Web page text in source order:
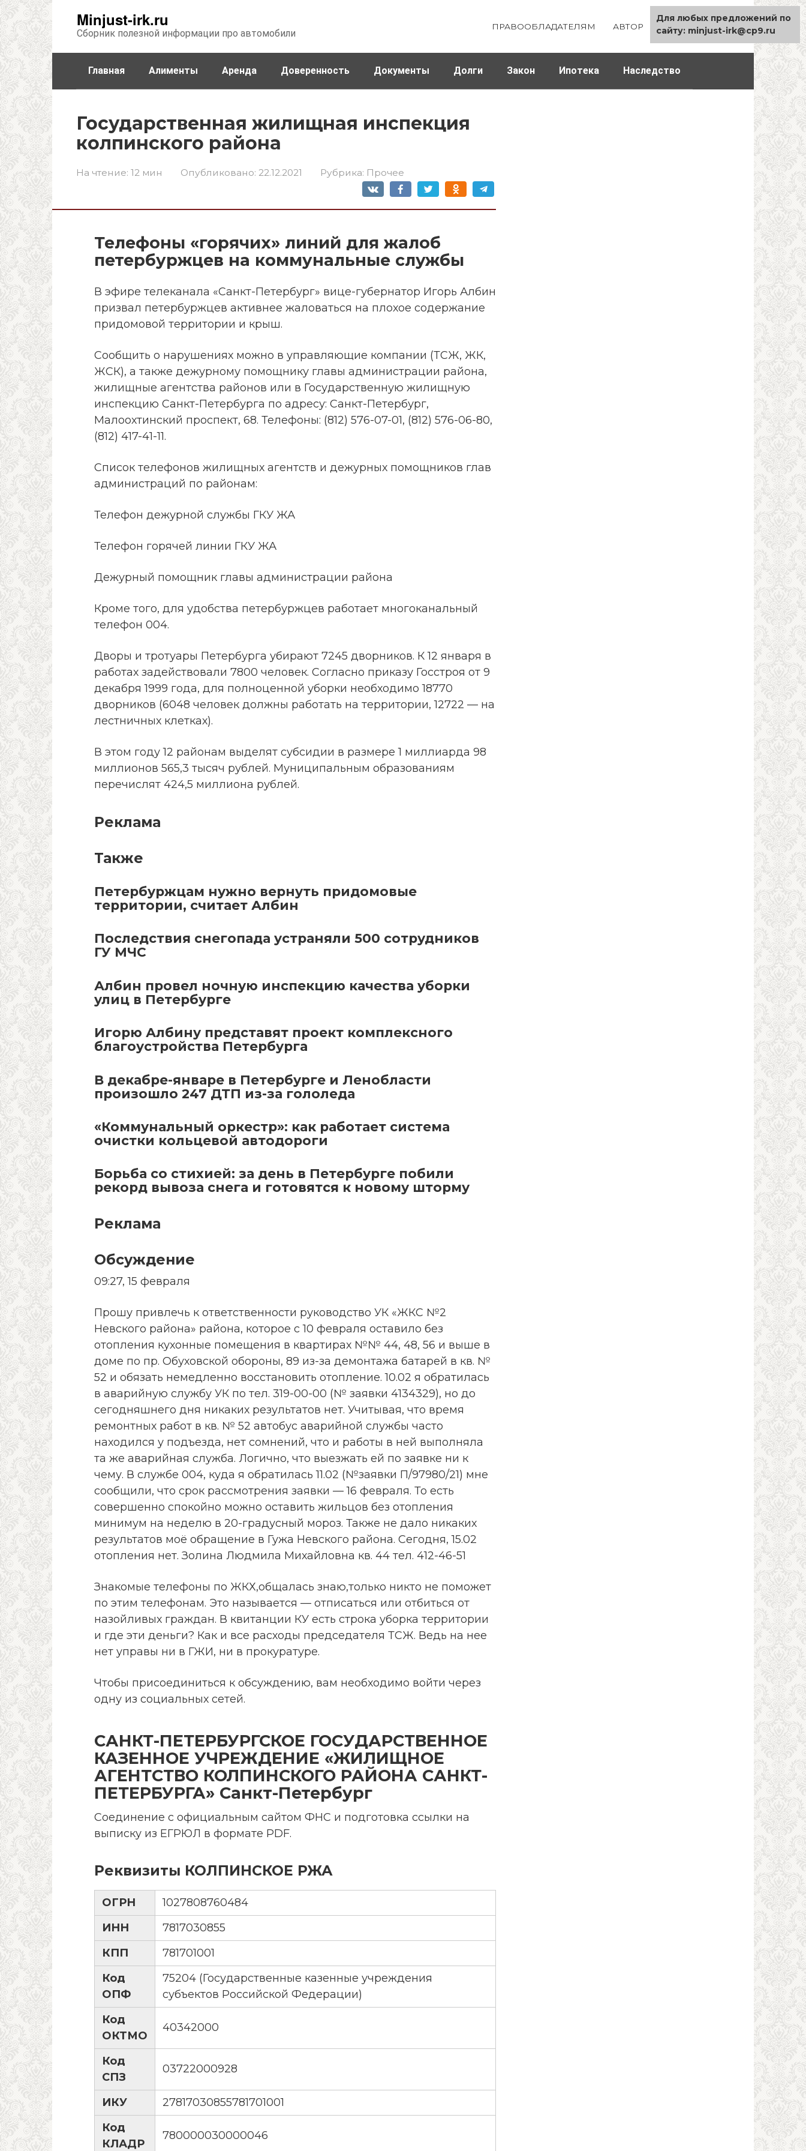
Minjust-irk.ru
Сборник полезной информации про автомобили
ПРАВООБЛАДАТЕЛЯМ АВТОР КАРТА САЙТА
Главная Алименты Аренда Доверенность Документы Долги Закон Ипотека Наследство
Государственная жилищная инспекция
колпинского района
На чтение: 12 мин Опубликовано: 22.12.2021 Рубрика: Прочее
Телефоны «горячих» линий для жалоб
петербуржцев на коммунальные службы
В эфире телеканала «Санкт-Петербург» вице-губернатор Игорь Албин
призвал петербуржцев активнее жаловаться на плохое содержание
придомовой территории и крыш.
Сообщить о нарушениях можно в управляющие компании (ТСЖ, ЖК,
ЖСК), а также дежурному помощнику главы администрации района,
жилищные агентства районов или в Государственную жилищную
инспекцию Санкт-Петербурга по адресу: Санкт-Петербург,
Малоохтинский проспект, 68. Телефоны: (812) 576-07-01, (812) 576-06-80,
(812) 417-41-11.
Список телефонов жилищных агентств и дежурных помощников глав
администраций по районам:
Телефон дежурной службы ГКУ ЖА
Телефон горячей линии ГКУ ЖА
Дежурный помощник главы администрации района
Кроме того, для удобства петербуржцев работает многоканальный
телефон 004.
Дворы и тротуары Петербурга убирают 7245 дворников. К 12 января в
работах задействовали 7800 человек. Согласно приказу Госстроя от 9
декабря 1999 года, для полноценной уборки необходимо 18770
дворников (6048 человек должны работать на территории, 12722 — на
лестничных клетках).
В этом году 12 районам выделят субсидии в размере 1 миллиарда 98
миллионов 565,3 тысяч рублей. Муниципальным образованиям
перечислят 424,5 миллиона рублей.
Реклама
Также
Петербуржцам нужно вернуть придомовые
территории, считает Албин
Последствия снегопада устраняли 500 сотрудников
ГУ МЧС
Албин провел ночную инспекцию качества уборки
улиц в Петербурге
Игорю Албину представят проект комплексного
благоустройства Петербурга
В декабре-январе в Петербурге и Ленобласти
произошло 247 ДТП из-за гололеда
«Коммунальный оркестр»: как работает система
очистки кольцевой автодороги
Борьба со стихией: за день в Петербурге побили
рекорд вывоза снега и готовятся к новому шторму
Реклама
Обсуждение
09:27, 15 февраля
Прошу привлечь к ответственности руководство УК «ЖКС №2
Невского района» района, которое с 10 февраля оставило без
отопления кухонные помещения в квартирах №№ 44, 48, 56 и выше в
доме по пр. Обуховской обороны, 89 из-за демонтажа батарей в кв. №
52 и обязать немедленно восстановить отопление. 10.02 я обратилась
в аварийную службу УК по тел. 319-00-00 (№ заявки 4134329), но до
сегодняшнего дня никаких результатов нет. Учитывая, что время
ремонтных работ в кв. № 52 автобус аварийной службы часто
находился у подъезда, нет сомнений, что и работы в ней выполняла
та же аварийная служба. Логично, что выезжать ей по заявке ни к
чему. В службе 004, куда я обратилась 11.02 (№заявки П/97980/21) мне
сообщили, что срок рассмотрения заявки — 16 февраля. То есть
совершенно спокойно можно оставить жильцов без отопления
минимум на неделю в 20-градусный мороз. Также не дало никаких
результатов моё обращение в Гужа Невского района. Сегодня, 15.02
отопления нет. Золина Людмила Михайловна кв. 44 тел. 412-46-51
Знакомые телефоны по ЖКХ,общалась знаю,только никто не поможет
по этим телефонам. Это называется — отписаться или отбиться от
назойливых граждан. В квитанции КУ есть строка уборка территории
и где эти деньги? Как и все расходы председателя ТСЖ. Ведь на нее
нет управы ни в ГЖИ, ни в прокуратуре.
Чтобы присоединиться к обсуждению, вам необходимо войти через
одну из социальных сетей.
САНКТ-ПЕТЕРБУРГСКОЕ ГОСУДАРСТВЕННОЕ
КАЗЕННОЕ УЧРЕЖДЕНИЕ «ЖИЛИЩНОЕ
АГЕНТСТВО КОЛПИНСКОГО РАЙОНА САНКТ-
ПЕТЕРБУРГА» Санкт-Петербург
Соединение с официальным сайтом ФНС и подготовка ссылки на
выписку из ЕГРЮЛ в формате PDF.
Реквизиты КОЛПИНСКОЕ РЖА
ОГРН
1027808760484
ИНН
7817030855
КПП
781701001
Код
ОПФ
75204 (Государственные казенные учреждения
субъектов Российской Федерации)
Код
ОКТМО
40342000
Код
СПЗ
03722000928
ИКУ
27817030855781701001
Код
КЛАДР
780000030000046
Для любых предложений по
сайту: minjust-irk@cp9.ru